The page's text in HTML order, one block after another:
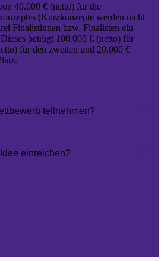
40.000 € (netto) für die
(Kurzkonzepte werden nicht
Finalistinnen bzw. Finalisten ein
beträgt 100.000 € (netto) für
für den zweiten und 20.000 €
teilnehmen?
einreichen?